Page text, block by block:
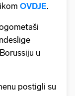
OVDJE.
u
postigli su